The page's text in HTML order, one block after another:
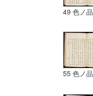
49 色ノ
55 色ノ